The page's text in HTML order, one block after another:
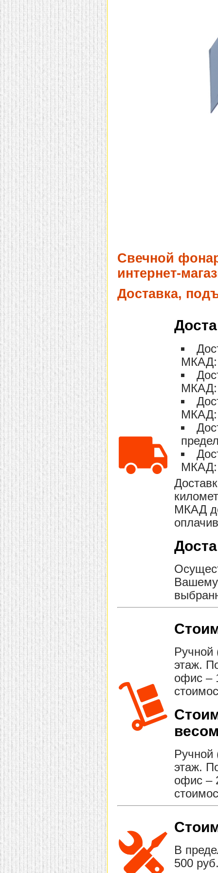
домашнем использовании.
Эта мебель имеет
некоторые преимущества
перед той же стенкой для
гостиной, к примеру,
поскольку она более
легкая и не загромождает
пространство. В спальне
этот предмет можно
поставить у изголовья
кровати, чтобы заполнить
пустующее там
место. Также стеллажи
очень часто используют в
качестве разграничителей
комнаты, например, на
рабочую зону и
пространство для отдыха.
Особенно это актуально
для однокомнатных
квартир.
Свечной
интернет-
Доставка,
МКАД:
МКАД:
МКАД:
МКАД:
МКАД
Вашему
Ручной
этаж.
офис –
Ручной
этаж.
офис –
В
500